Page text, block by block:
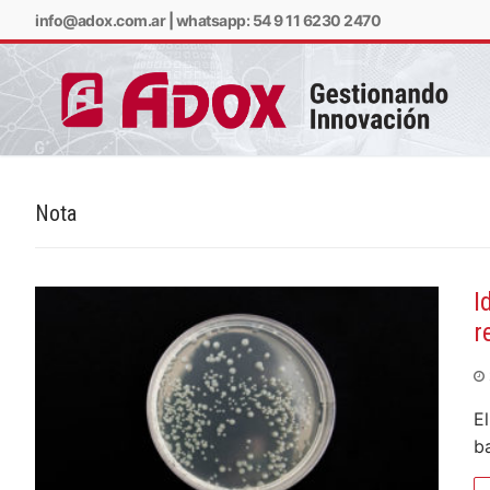
info@adox.com.ar| whatsapp: 54 9 11 6230 2470
PRODUCTOS Y
Nota